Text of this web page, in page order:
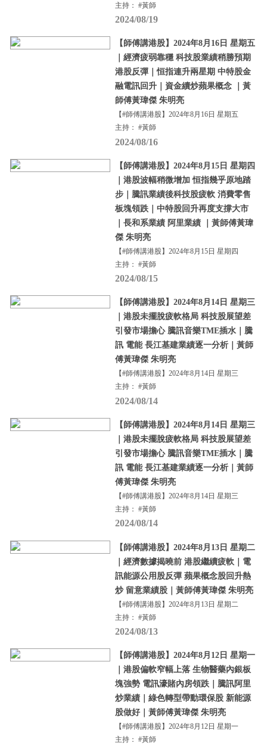
主持： #黃師
2024/08/19
【師傅講港股】2024年8月16日 星期五
｜經濟疲弱靠穩 科技股業績稍勝預期
港股反彈｜恒指連升兩星期 中特股金
融電訊回升｜資金續炒蘋果概念 ｜黃
師傅黃瑋傑 朱明亮
【#師傅講港股】2024年8月16日 星期五
主持： #黃師
2024/08/16
【師傅講港股】2024年8月15日 星期四
｜港股波幅稍微增加 恒指幾乎原地踏
步｜騰訊業績後科技股疲軟 消費零售
板塊領跌｜中特股回升再度支撐大市
｜長和系業績 阿里業績 ｜黃師傅黃瑋
傑 朱明亮
【#師傅講港股】2024年8月15日 星期四
主持： #黃師
2024/08/15
【師傅講港股】2024年8月14日 星期三
｜港股未擺脫疲軟格局 科技股展望差
引發市場擔心 騰訊音樂TME插水｜騰
訊 電能 長江基建業績逐一分析｜黃師
傅黃瑋傑 朱明亮
【#師傅講港股】2024年8月14日 星期三
主持： #黃師
2024/08/14
【師傅講港股】2024年8月14日 星期三
｜港股未擺脫疲軟格局 科技股展望差
引發市場擔心 騰訊音樂TME插水｜騰
訊 電能 長江基建業績逐一分析｜黃師
傅黃瑋傑 朱明亮
【#師傅講港股】2024年8月14日 星期三
主持： #黃師
2024/08/14
【師傅講港股】2024年8月13日 星期二
｜經濟數據揭曉前 港股繼續疲軟｜電
訊能源公用股反彈 蘋果概念股回升熱
炒 留意業績股｜黃師傅黃瑋傑 朱明亮
【#師傅講港股】2024年8月13日 星期二
主持： #黃師
2024/08/13
【師傅講港股】2024年8月12日 星期一
｜港股偏軟窄幅上落 生物醫藥內銀板
塊強勢 電訊濠賭內房領跌｜騰訊阿里
炒業績｜綠色轉型帶動環保股 新能源
股做好｜黃師傅黃瑋傑 朱明亮
【#師傅講港股】2024年8月12日 星期一
主持： #黃師